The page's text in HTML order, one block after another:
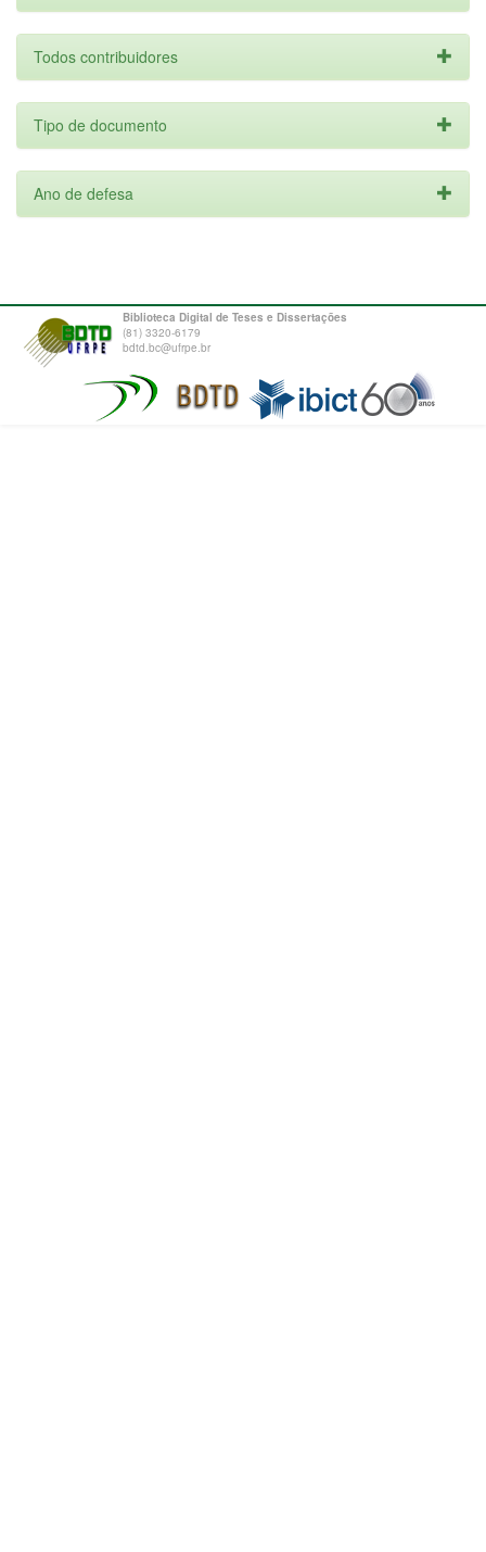
Todos contribuidores
Tipo de documento
Ano de defesa
Biblioteca Digital de Teses e Dissertações
(81) 3320-6179
bdtd.bc@ufrpe.br